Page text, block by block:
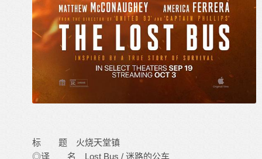
标 题 火烧天堂镇
◎译 名 Lost Bus / 迷路的公车